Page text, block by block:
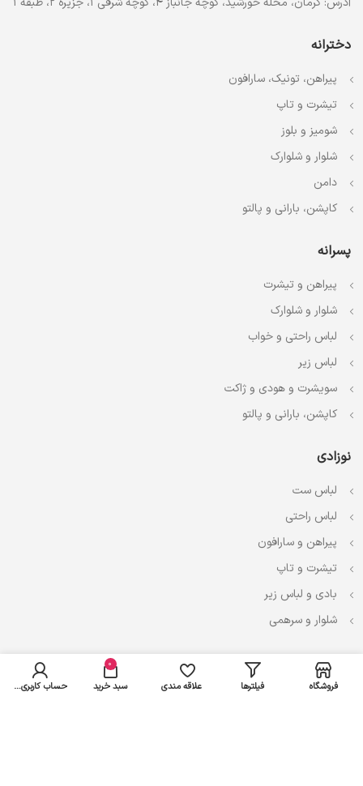
دخترانه
پیراهن، تونیک، سارافون
تیشرت و تاپ
شومیز و بلوز
شلوار و شلوارک
دامن
کاپشن، بارانی و پالتو
پسرانه
پیراهن و تیشرت
شلوار و شلوارک
لباس راحتی و خواب
لباس زیر
سویشرت و هودی و ژاکت
کاپشن، بارانی و پالتو
نوزادی
لباس ست
لباس راحتی
پیراهن و سارافون
تیشرت و تاپ
بادی و لباس زیر
شلوار و سرهمی
اعتماد شما سرمایه ماست
فروشگاه فیلترها علاقه مندی
0
سبد خرید حساب کاربری من